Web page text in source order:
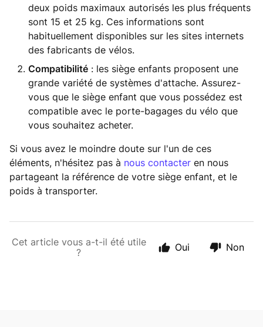
deux poids maximaux autorisés les plus fréquents
sont 15 et 25 kg. Ces informations sont
habituellement disponibles sur les sites internets
des fabricants de vélos.
Compatibilité : les siège enfants proposent une
grande variété de systèmes d'attache. Assurez-
vous que le siège enfant que vous possédez est
compatible avec le porte-bagages du vélo que
vous souhaitez acheter.
Si vous avez le moindre doute sur l'un de ces
éléments, n'hésitez pas à nous contacter en nous
partageant la référence de votre siège enfant, et le
poids à transporter.
Cet article vous a-t-il été utile
?
Oui Non